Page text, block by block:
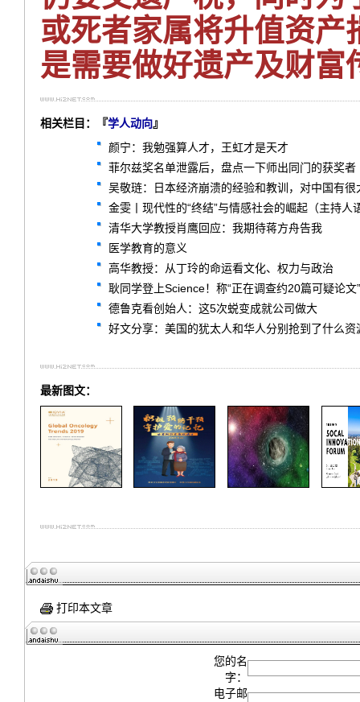
或死者家属将升值资
是需要做好遗产及财富
相关栏目：『学人动向』
颜宁：我勉强算人才，王虹才是天才
菲尔兹奖名单泄露后，盘点一下师出同门的获奖者
吴敬琏：日本经济崩溃的经验和教训，对中国有很
金雯丨现代性的“终结”与情感社会的崛起（主持人
清华大学教授肖鹰回应：我期待蒋方舟告我
医学教育的意义
高华教授：从丁玲的命运看文化、权力与政治
耿同学登上Science！称“正在调查约20篇可疑论文”
德鲁克看创始人：这5次蜕变成就公司做大
好文分享：美国的犹太人和华人分别抢到了什么资
最新图文：
打印本文章
您的名
字：
电子邮